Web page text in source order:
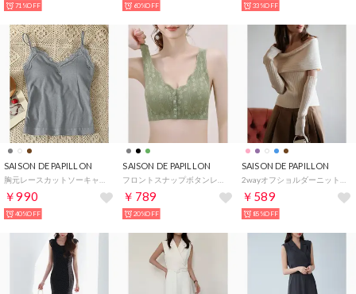
71%OFF 60%OFF 33%OFF
SAISON DE PAPILLON
￥990
40%OFF
SAISON DE PAPILLON
￥789
20%OFF
SAISON DE PAPILLON
￥589
85%OFF